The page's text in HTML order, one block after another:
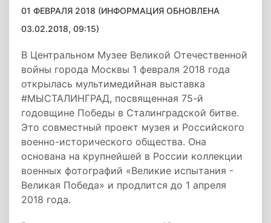
01 ФЕВРАЛЯ 2018 (ИНФОРМАЦИЯ ОБНОВЛЕНА
03.02.2018, 09:15)
В Центральном Музее Великой Отечественной
войны города Москвы 1 февраля 2018 года
открылась мультимедийная выставка
#МЫСТАЛИНГРАД, посвященная 75-й
годовщине Победы в Сталинградской битве.
Это совместный проект музея и Российского
военно-исторического общества. Она
основана на крупнейшей в России коллекции
военных фотографий «Великие испытания -
Великая Победа» и продлится до 1 апреля
2018 года.